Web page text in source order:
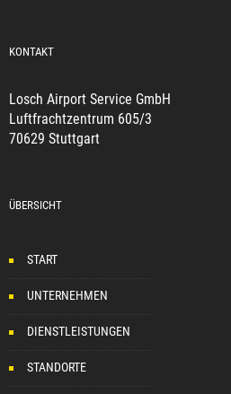
KONTAKT
Losch Airport Service GmbH
Luftfrachtzentrum 605/3
70629 Stuttgart
ÜBERSICHT
START
UNTERNEHMEN
DIENSTLEISTUNGEN
STANDORTE